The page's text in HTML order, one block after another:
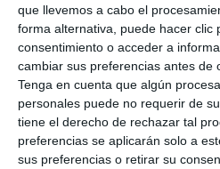
que llevemos a cabo el
forma alternativa, puede hacer clic
consentimiento o acceder a
cambiar sus preferencias antes de
Tenga en cuenta que algún
personales puede no requerir de
tiene el derecho de rechazar tal
preferencias se aplicarán solo a
sus preferencias o retirar su
MAYORES TAICHÍ UP MIJAS